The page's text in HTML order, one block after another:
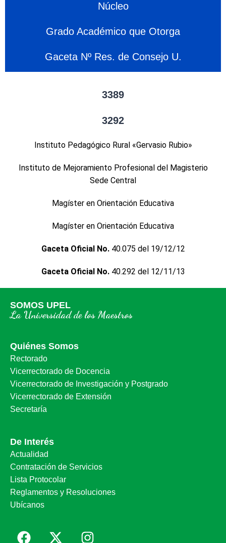
Núcleo
Grado Académico que Otorga
Gaceta Nº Res. de Consejo U.
3389
3292
Instituto Pedagógico Rural «Gervasio Rubio»
Instituto de Mejoramiento Profesional del Magisterio
Sede Central
Magíster en Orientación Educativa
Magíster en Orientación Educativa
Gaceta Oficial No. 40.075 del 19/12/12
Gaceta Oficial No. 40.292 del 12/11/13
SOMOS UPEL
La Universidad de los Maestros
Quiénes Somos
Rectorado
Vicerrectorado de Docencia
Vicerrectorado de Investigación y Postgrado
Vicerrectorado de Extensión
Secretaría
De Interés
Actualidad
Contratación de Servicios
Lista Protocolar
Reglamentos y Resoluciones
Ubícanos